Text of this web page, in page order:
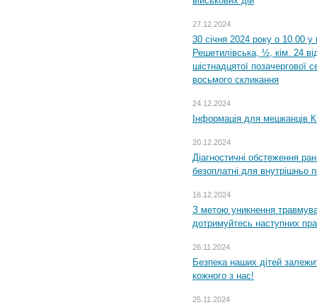
27.12.2024
30 січня 2024 року о 10.00 у
Решетилівська, ½, кім. 24
шістнадцятої позачергової
восьмого скликання
24.12.2024
Інформація для мешканців
20.12.2024
Діагностичні обстеження
безоплатні для внутрішньо
16.12.2024
З метою уникнення
дотримуйтесь наступних
26.11.2024
Безпека наших дітей
кожного з нас!
25.11.2024